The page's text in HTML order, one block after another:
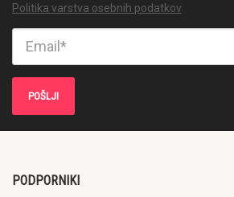
Politika varstva osebnih podatkov
PODPORNIKI